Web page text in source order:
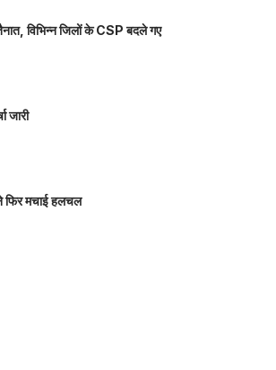
विभिन्न जिलों के CSP बदले गए
जारी
फिर मचाई हलचल